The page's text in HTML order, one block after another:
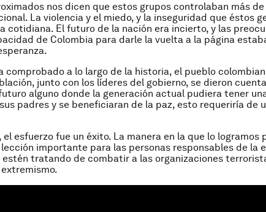
nos dicen que estos grupos controlaban más
La violencia y el miedo, y la inseguridad que éstos
cotidiana. El futuro de la nación era incierto, y las
de Colombia para darle la vuelta a la página
comprobado a lo largo de la historia, el pueblo
junto con los líderes del gobierno, se dieron
alguno donde la generación actual pudiera tener
padres y se beneficiaran de la paz, esto requeriría de
esfuerzo fue un éxito. La manera en la que lo logramos
importante para las personas responsables de la
tratando de combatir a las organizaciones